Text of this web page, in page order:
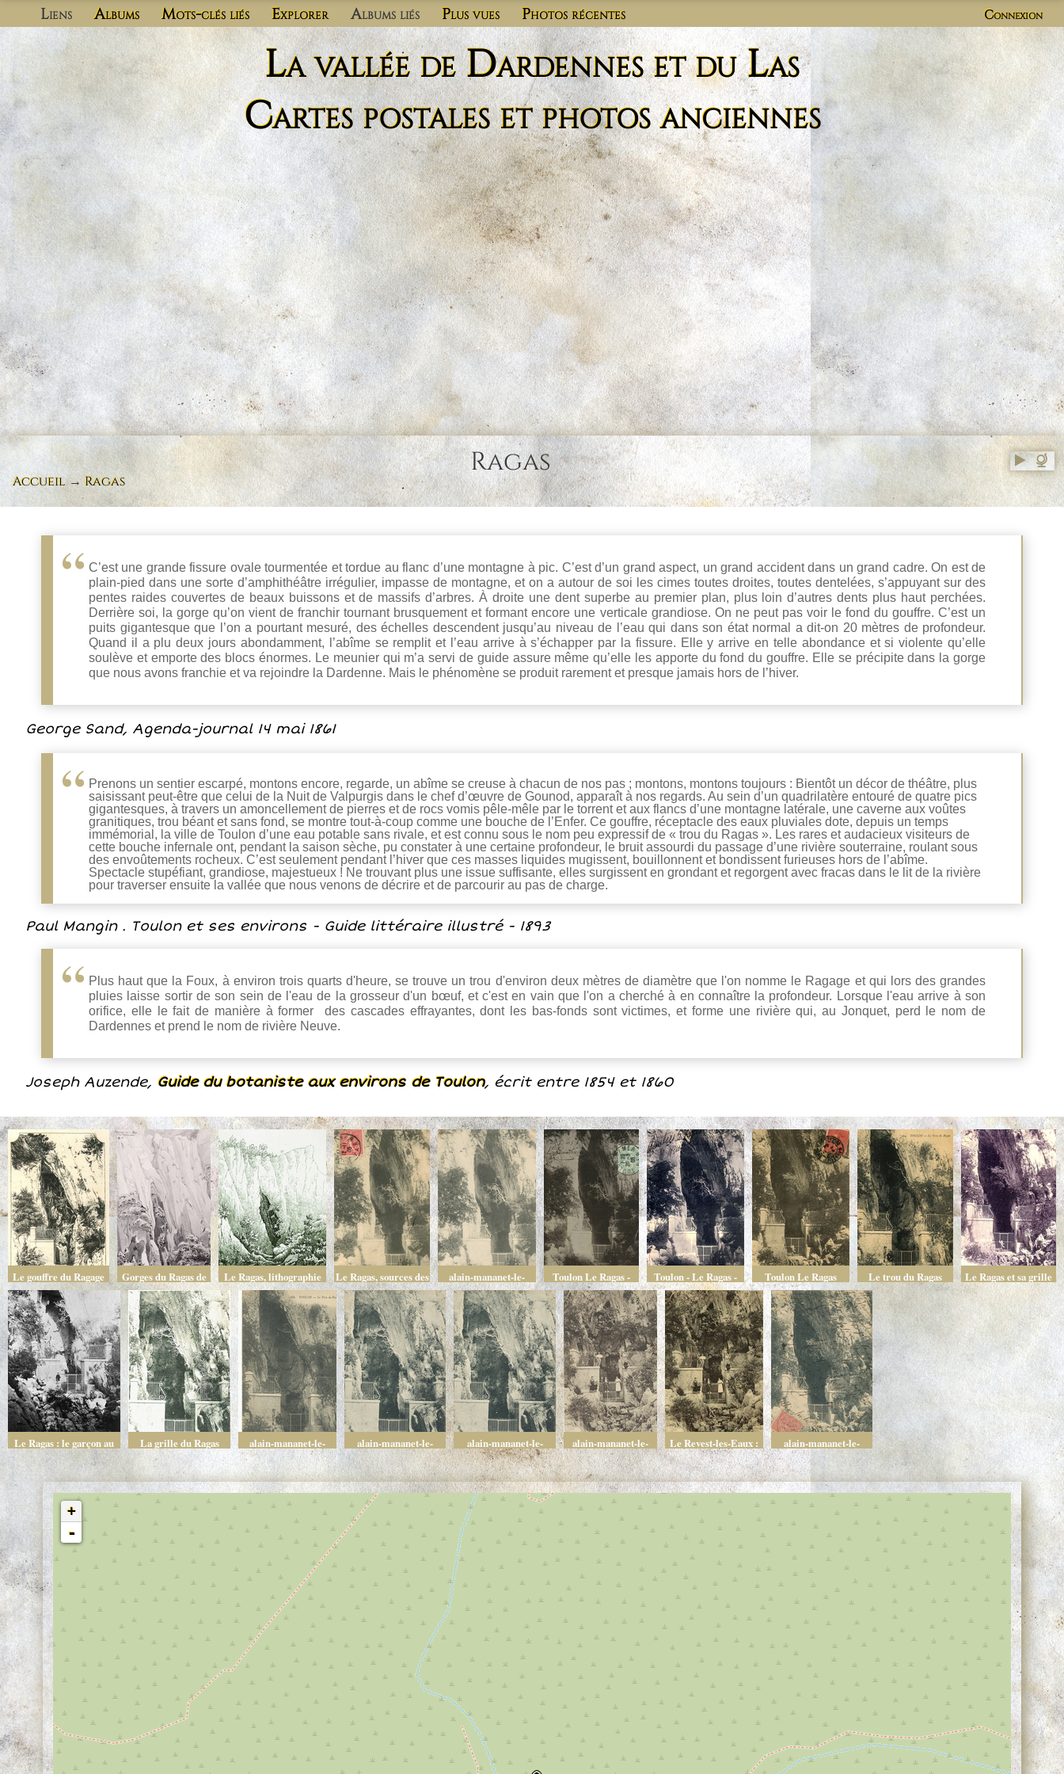
Liens Albums Mots-clés liés Explorer Albums liés Plus vues Photos récentes Connexion
La vallée de Dardennes et du Las
Cartes postales et photos anciennes
Ragas
Accueil→ Ragas
C’est une grande fissure ovale tourmentée et tordue au flanc d’une montagne à pic. C’est d’un grand aspect, un grand accident dans un grand cadre. On est de
plain-pied dans une sorte d’amphithéâtre irrégulier, impasse de montagne, et on a autour de soi les cimes toutes droites, toutes dentelées, s’appuyant sur des
pentes raides couvertes de beaux buissons et de massifs d’arbres. À droite une dent superbe au premier plan, plus loin d’autres dents plus haut perchées.
Derrière soi, la gorge qu’on vient de franchir tournant brusquement et formant encore une verticale grandiose. On ne peut pas voir le fond du gouffre. C’est un
puits gigantesque que l’on a pourtant mesuré, des échelles descendent jusqu’au niveau de l’eau qui dans son état normal a dit-on 20 mètres de profondeur.
Quand il a plu deux jours abondamment, l’abîme se remplit et l’eau arrive à s’échapper par la fissure. Elle y arrive en telle abondance et si violente qu’elle
soulève et emporte des blocs énormes. Le meunier qui m’a servi de guide assure même qu’elle les apporte du fond du gouffre. Elle se précipite dans la gorge
que nous avons franchie et va rejoindre la Dardenne. Mais le phénomène se produit rarement et presque jamais hors de l’hiver.
George Sand, Agenda-journal 14 mai 1861
Prenons un sentier escarpé, montons encore, regarde, un abîme se creuse à chacun de nos pas ; montons, montons toujours : Bientôt un décor de théâtre, plus
saisissant peut-être que celui de la Nuit de Valpurgis dans le chef d’œuvre de Gounod, apparaît à nos regards. Au sein d’un quadrilatère entouré de quatre pics
gigantesques, à travers un amoncellement de pierres et de rocs vomis pêle-mêle par le torrent et aux flancs d’une montagne latérale, une caverne aux voûtes
granitiques, trou béant et sans fond, se montre tout-à-coup comme une bouche de l’Enfer. Ce gouffre, réceptacle des eaux pluviales dote, depuis un temps
immémorial, la ville de Toulon d’une eau potable sans rivale, et est connu sous le nom peu expressif de « trou du Ragas ». Les rares et audacieux visiteurs de
cette bouche infernale ont, pendant la saison sèche, pu constater à une certaine profondeur, le bruit assourdi du passage d’une rivière souterraine, roulant sous
des envoûtements rocheux. C’est seulement pendant l’hiver que ces masses liquides mugissent, bouillonnent et bondissent furieuses hors de l’abîme.
Spectacle stupéfiant, grandiose, majestueux ! Ne trouvant plus une issue suffisante, elles surgissent en grondant et regorgent avec fracas dans le lit de la rivière
pour traverser ensuite la vallée que nous venons de décrire et de parcourir au pas de charge.
Paul Mangin . Toulon et ses environs - Guide littéraire illustré - 1893
Plus haut que la Foux, à environ trois quarts d'heure, se trouve un trou d'environ deux mètres de diamètre que l'on nomme le Ragage et qui lors des grandes
pluies laisse sortir de son sein de l'eau de la grosseur d'un bœuf, et c'est en vain que l'on a cherché à en connaître la profondeur. Lorsque l'eau arrive à son
orifice, elle le fait de manière à former des cascades effrayantes, dont les bas-fonds sont victimes, et forme une rivière qui, au Jonquet, perd le nom de
Dardennes et prend le nom de rivière Neuve.
Joseph Auzende, Guide du botaniste aux environs de Toulon, écrit entre 1854 et 1860
Le gouffre du Ragage
Gorges du Ragas de
la Dardenne par
Maurice Sand
Le Ragas, lithographie
de Rémy Vidal
Le Ragas, sources des
eaux de la ville
alain-mananet-le-
barrage-le-ragas-
source-1
Toulon Le Ragas -
source des eaux de la
ville
Toulon - Le Ragas -
Sources des Eaux de
la Ville
Toulon Le Ragas Le trou du Ragas Le Ragas et sa grille
Le Ragas : le garçon au
béret
La grille du Ragas
alain-mananet-le-
barrage-le-ragas-
source-2
alain-mananet-le-
barrage-le-ragas-
source-3
alain-mananet-le-
barrage-le-ragas-
source-6
alain-mananet-le-
barrage-le-ragas-
source-7
Le Revest-les-Eaux :
Porte du Ragas - 1925
alain-mananet-le-
barrage-le-ragas-
source-9a
+
-